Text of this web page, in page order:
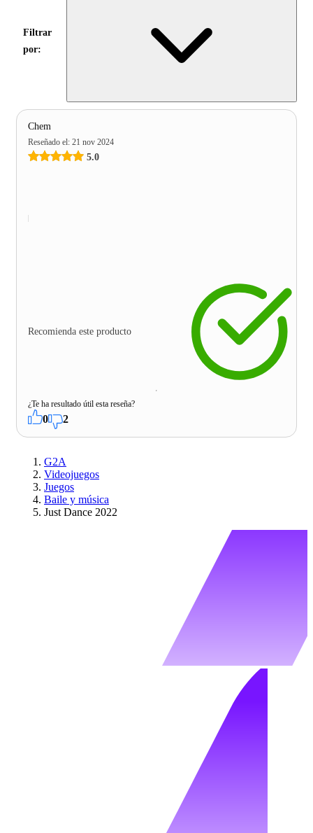
Filtrar
por:
Chem
Reseñado el: 21 nov 2024
5.0
Recomienda este producto
¿Te ha resultado útil esta reseña?
0 2
G2A
Videojuegos
Juegos
Baile y música
Just Dance 2022